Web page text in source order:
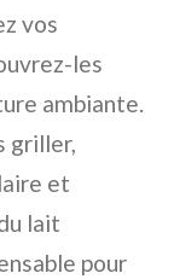
vos
les
ambiante.
griller,
et
lait
pour